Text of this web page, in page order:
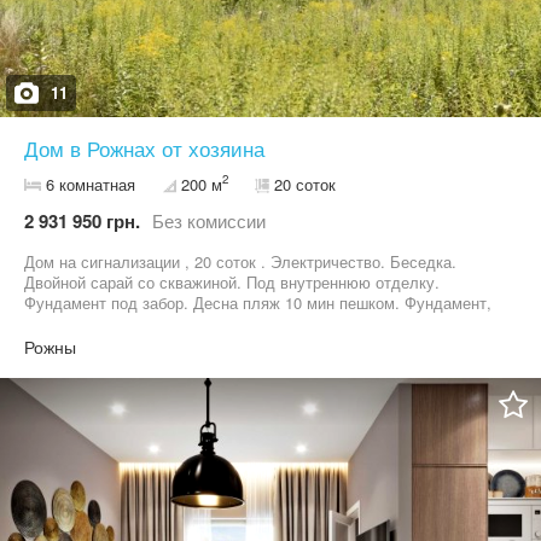
11
Дом в Рожнах от хозяина
6 комнатная 200 м2 20 соток
2 931 950 грн. Без комиссии
Дом на сигнализации , 20 соток . Электричество. Беседка.
Двойной сарай со скважиной. Под внутреннюю отделку.
Фундамент под забор. Десна пляж 10 мин пешком. Фундамент,
Рожны